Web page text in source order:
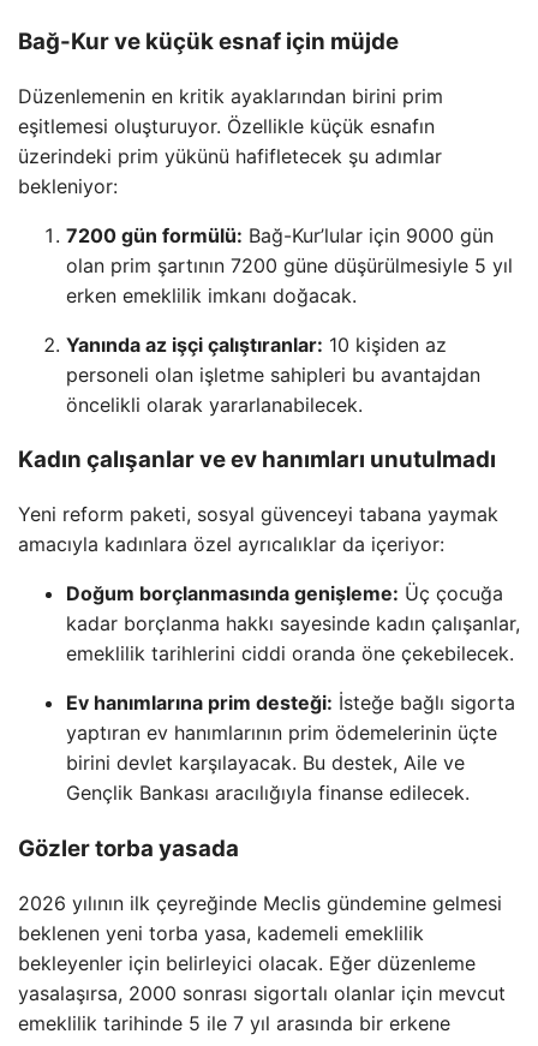
Bağ-Kur ve küçük esnaf için müjde
Düzenlemenin en kritik ayaklarından birini prim
eşitlemesi oluşturuyor. Özellikle küçük esnafın
üzerindeki prim yükünü hafifletecek şu adımlar
bekleniyor:
7200 gün formülü: Bağ-Kur’lular için 9000 gün
olan prim şartının 7200 güne düşürülmesiyle 5 yıl
erken emeklilik imkanı doğacak.
Yanında az işçi çalıştıranlar: 10 kişiden az
personeli olan işletme sahipleri bu avantajdan
öncelikli olarak yararlanabilecek.
Kadın çalışanlar ve ev hanımları unutulmadı
Yeni reform paketi, sosyal güvenceyi tabana yaymak
amacıyla kadınlara özel ayrıcalıklar da içeriyor:
Doğum borçlanmasında genişleme: Üç çocuğa
kadar borçlanma hakkı sayesinde kadın çalışanlar,
emeklilik tarihlerini ciddi oranda öne çekebilecek.
Ev hanımlarına prim desteği: İsteğe bağlı sigorta
yaptıran ev hanımlarının prim ödemelerinin üçte
birini devlet karşılayacak. Bu destek, Aile ve
Gençlik Bankası aracılığıyla finanse edilecek.
Gözler torba yasada
2026 yılının ilk çeyreğinde Meclis gündemine gelmesi
beklenen yeni torba yasa, kademeli emeklilik
bekleyenler için belirleyici olacak. Eğer düzenleme
yasalaşırsa, 2000 sonrası sigortalı olanlar için mevcut
emeklilik tarihinde 5 ile 7 yıl arasında bir erkene